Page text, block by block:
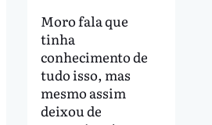
Moro fala que
tinha
conhecimento de
tudo isso, mas
mesmo assim
deixou de